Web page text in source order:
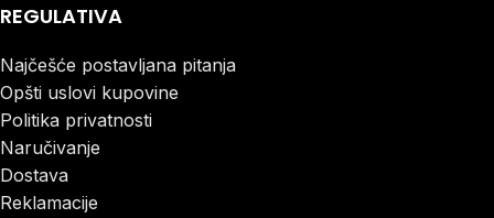
REGULATIVA
Najčešće postavljana pitanja
Opšti uslovi kupovine
Politika privatnosti
Naručivanje
Dostava
Reklamacije